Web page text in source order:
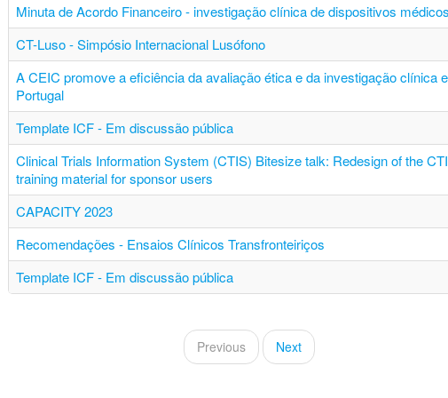
Minuta de Acordo Financeiro - investigação clínica de dispositivos médicos
CT-Luso - Simpósio Internacional Lusófono
A CEIC promove a eficiência da avaliação ética e da investigação clínica
Portugal
Template ICF - Em discussão pública
Clinical Trials Information System (CTIS) Bitesize talk: Redesign of the
training material for sponsor users
CAPACITY 2023
Recomendações - Ensaios Clínicos Transfronteiriços
Template ICF - Em discussão pública
Previous Next